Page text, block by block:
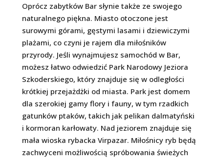
Oprócz zabytków Bar słynie także ze swojego
naturalnego piękna. Miasto otoczone jest
surowymi górami, gęstymi lasami i dziewiczymi
plażami, co czyni je rajem dla miłośników
przyrody. Jeśli wynajmujesz samochód w Bar,
możesz łatwo odwiedzić Park Narodowy Jeziora
Szkoderskiego, który znajduje się w odległości
krótkiej przejażdżki od miasta. Park jest domem
dla szerokiej gamy flory i fauny, w tym rzadkich
gatunków ptaków, takich jak pelikan dalmatyński
i kormoran karłowaty. Nad jeziorem znajduje się
mała wioska rybacka Virpazar. Miłośnicy ryb będą
zachwyceni możliwością spróbowania świeżych